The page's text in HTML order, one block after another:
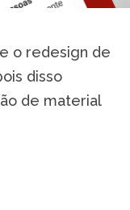
o redesign de
disso
de material